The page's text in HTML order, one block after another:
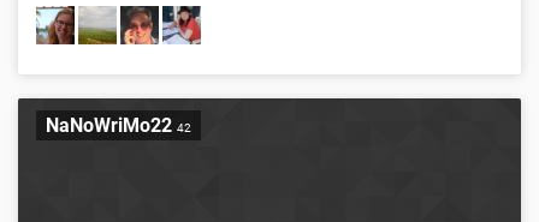
NaNoWriMo22 42